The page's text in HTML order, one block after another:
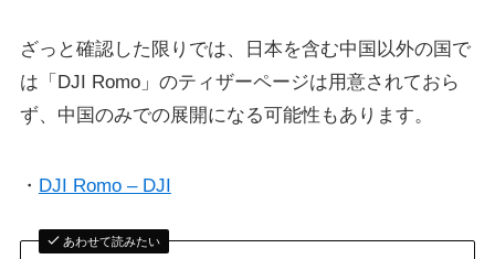
ざっと確認した限りでは、日本を含む中国以外の国で
は「DJI Romo」のティザーページは用意されておら
ず、中国のみでの展開になる可能性もあります。
・ DJI Romo – DJI
あわせて読みたい